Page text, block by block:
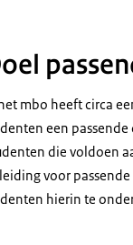
mbo heeft circa
een
die voldoen
voor
hierin te